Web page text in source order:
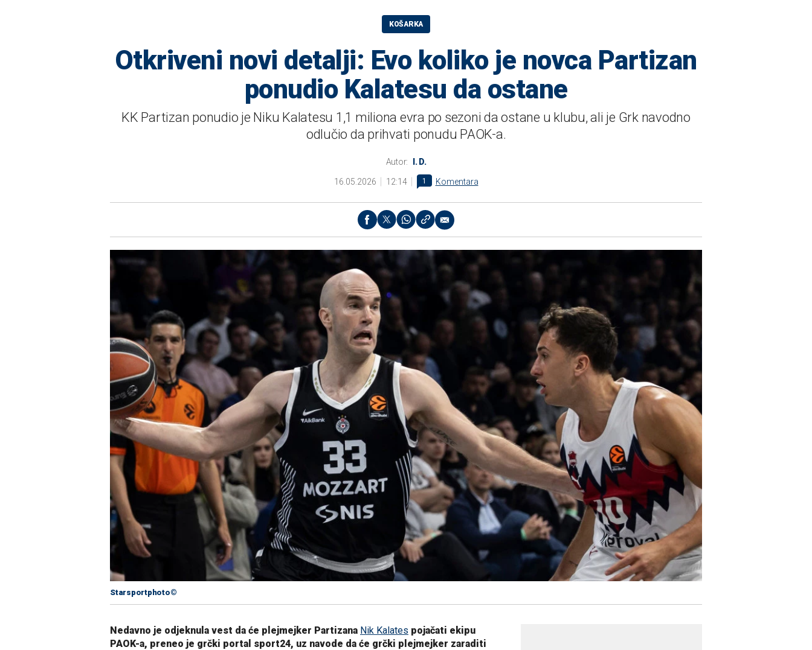
KOŠARKA
Otkriveni novi detalji: Evo koliko je novca Partizan
ponudio Kalatesu da ostane
KK Partizan ponudio je Niku Kalatesu 1,1 miliona evra po sezoni da ostane u klubu, ali je Grk navodno
odlučio da prihvati ponudu PAOK-a.
Autor: I. D.
16.05.2026 12:14 1 Komentara
Starsportphoto©
Nedavno je odjeknula vest da će plejmejker Partizana Nik Kalates pojačati ekipu
PAOK-a, preneo je grčki portal sport24, uz navode da će grčki plejmejker zaraditi